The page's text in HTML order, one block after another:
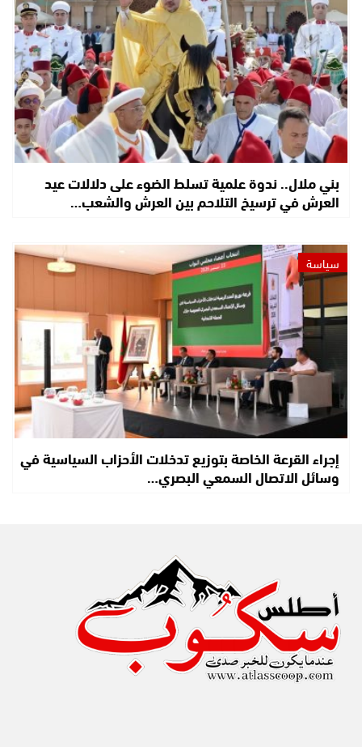
بني ملال.. ندوة علمية تسلط الضوء على دلالات عيد
العرش في ترسيخ التلاحم بين العرش والشعب…
سياسة
إجراء القرعة الخاصة بتوزيع تدخلات الأحزاب السياسية في
وسائل الاتصال السمعي البصري…